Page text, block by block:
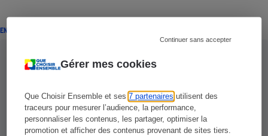
Gérer mes cookies
Que Choisir Ensemble et ses7 partenaires utilisent des
traceurs pour mesurer l’audience, la performance,
personnaliser les contenus, les partager, optimiser la
promotion et afficher des contenus provenant de sites tiers.
Continuer sans accepter
ENQUÊTE